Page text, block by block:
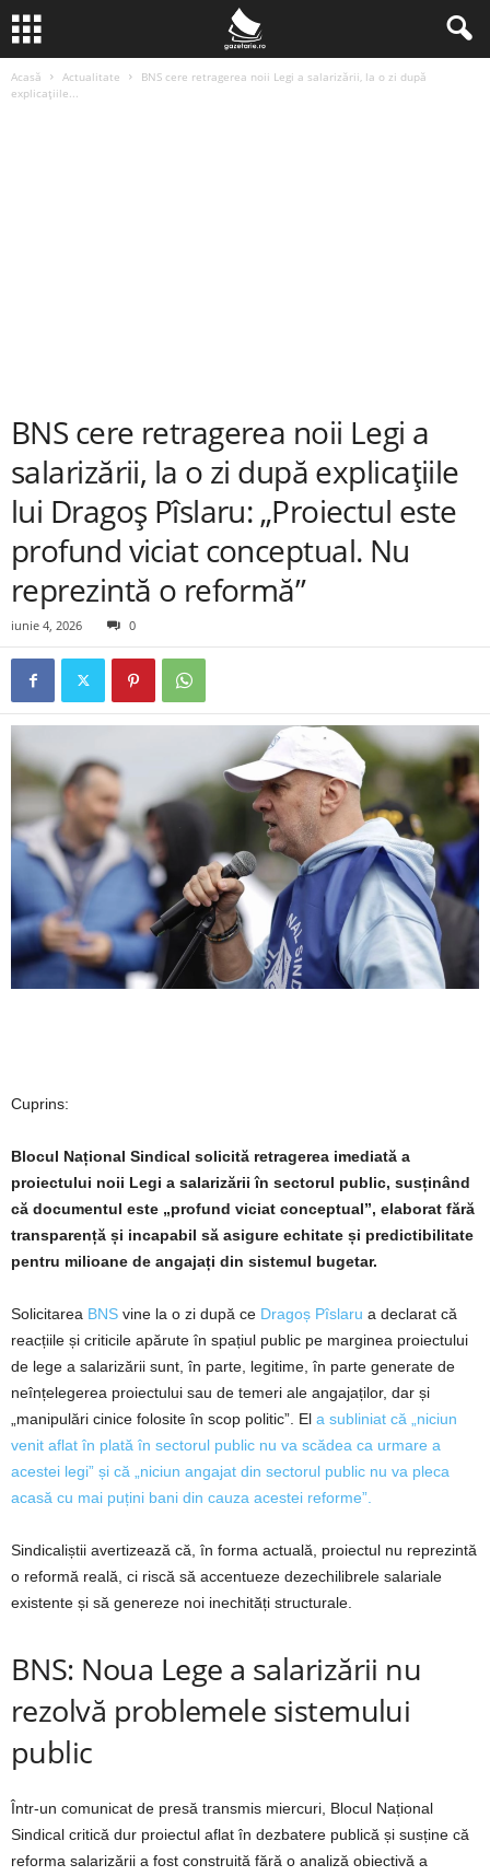
Acasă Actualitate
BNS cere retragerea noii Legi a salarizării, la o zi după
explicațiile...
BNS cere retragerea noii Legi a
salarizării, la o zi după explicațiile
lui Dragoș Pîslaru: „Proiectul este
profund viciat conceptual. Nu
reprezintă o reformă”
iunie 4, 2026 0
Cuprins:
Blocul Național Sindical solicită retragerea imediată a
proiectului noii Legi a salarizării în sectorul public, susținând
că documentul este „profund viciat conceptual”, elaborat fără
transparență și incapabil să asigure echitate și predictibilitate
pentru milioane de angajați din sistemul bugetar.
Solicitarea BNS vine la o zi după ce Dragoș Pîslaru a declarat că
reacțiile și criticile apărute în spațiul public pe marginea proiectului
de lege a salarizării sunt, în parte, legitime, în parte generate de
neînțelegerea proiectului sau de temeri ale angajaților, dar și
„manipulări cinice folosite în scop politic”. El a subliniat că „niciun
venit aflat în plată în sectorul public nu va scădea ca urmare a
acestei legi” și că „niciun angajat din sectorul public nu va pleca
acasă cu mai puțini bani din cauza acestei reforme”.
Sindicaliștii avertizează că, în forma actuală, proiectul nu reprezintă
o reformă reală, ci riscă să accentueze dezechilibrele salariale
existente și să genereze noi inechități structurale.
BNS: Noua Lege a salarizării nu
rezolvă problemele sistemului
public
Într-un comunicat de presă transmis miercuri, Blocul Național
Sindical critică dur proiectul aflat în dezbatere publică și susține că
reforma salarizării a fost construită fără o analiză obiectivă a